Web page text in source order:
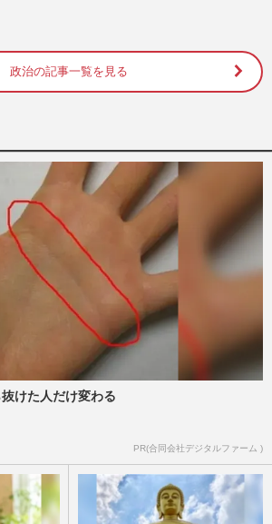
女性PRIME 2026/5/13
『ストッパ』CM降板の危機「一気に仕
失う」不祥事の過剰反…
女性PRIME
バンナ高橋茂雄、中山功太ら後輩の“い
め告発”に謝罪で「感謝するべき」相
・八木真澄が見せた“神対…
女性PRIME
奈川県警少年育成課、暴行動画拡散防止
チラシ画像を投稿→削除……学校現場に
すでに配布で疑問殺到
女性PRIME
木雄一郎氏「悪いのは加害者」選挙公約
と「票集め」懐疑の…
女性PRIME 2026/1/22
政治の記事一覧を見る
けた人だけ変わる
PR(合同会社デジタルファーム )